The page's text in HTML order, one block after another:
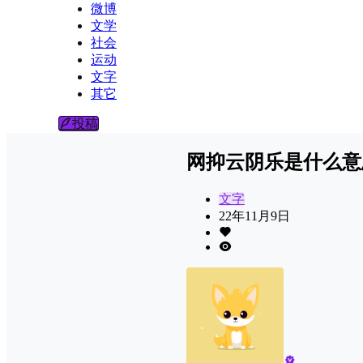
微博
文学
社会
运动
文字
其它
投稿
网抑云阴乐是什么
文字
22年11月9日